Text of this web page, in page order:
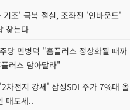
기조' 극복 절실, 조좌진 '인바운드'
찾는다
당 민병덕 "홈플러스 정상화될 때까
러스 담아달라"
차전지 강세' 삼성SDI 주가 7%대 올
매도세..